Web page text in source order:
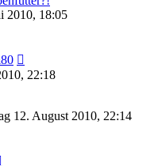
2010, 18:05
22:18
12. August 2010, 22:14